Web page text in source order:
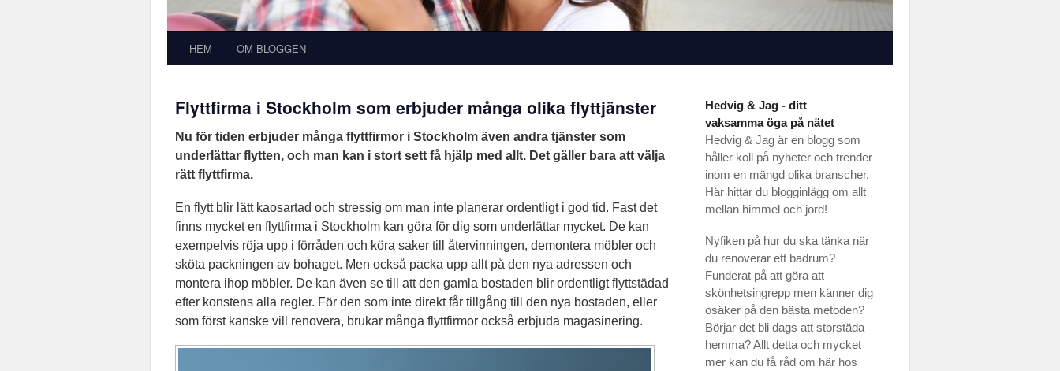
HEM OM BLOGGEN
Flyttfirma i Stockholm som erbjuder många olika flyttjänster
Nu för tiden erbjuder många flyttfirmor i Stockholm även andra tjänster som
underlättar flytten, och man kan i stort sett få hjälp med allt. Det gäller bara att välja
rätt flyttfirma.
En flytt blir lätt kaosartad och stressig om man inte planerar ordentligt i god tid. Fast det
finns mycket en flyttfirma i Stockholm kan göra för dig som underlättar mycket. De kan
exempelvis röja upp i förråden och köra saker till återvinningen, demontera möbler och
sköta packningen av bohaget. Men också packa upp allt på den nya adressen och
montera ihop möbler. De kan även se till att den gamla bostaden blir ordentligt flyttstädad
efter konstens alla regler. För den som inte direkt får tillgång till den nya bostaden, eller
som först kanske vill renovera, brukar många flyttfirmor också erbjuda magasinering.
Hedvig & Jag - ditt
vaksamma öga på nätet
Hedvig & Jag är en blogg som
håller koll på nyheter och trender
inom en mängd olika branscher.
Här hittar du blogginlägg om allt
mellan himmel och jord!
Nyfiken på hur du ska tänka när
du renoverar ett badrum?
Funderat på att göra att
skönhetsingrepp men känner dig
osäker på den bästa metoden?
Börjar det bli dags att storstäda
hemma? Allt detta och mycket
mer kan du få råd om här hos